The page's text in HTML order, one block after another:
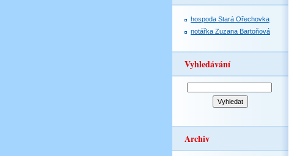
hospoda Stará Ořechovka
notářka Zuzana Bartoňová
Vyhledávání
Archiv